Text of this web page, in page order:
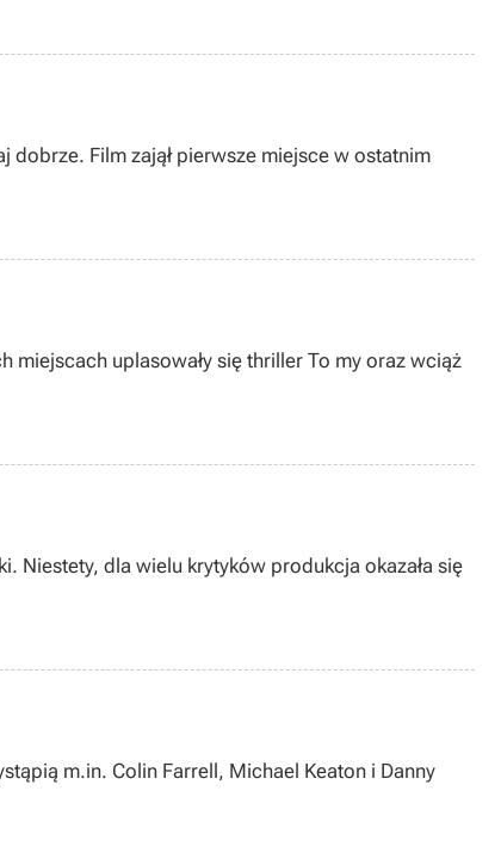
dobrze. Film zajął pierwsze miejsce w ostatnim
miejscach uplasowały się thriller To my oraz wciąż
Niestety, dla wielu krytyków produkcja okazała się
m.in. Colin Farrell, Michael Keaton i Danny